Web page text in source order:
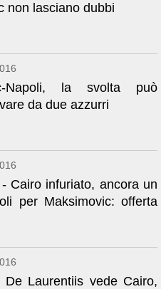
non lasciano dubbi
Napoli, la svolta può
da due azzurri
Cairo infuriato, ancora un
per Maksimovic: offerta
Laurentiis vede Cairo,